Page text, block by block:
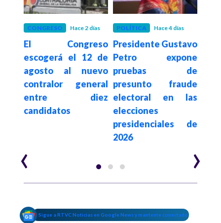
CONGRESO Hace 2 días
El Congreso
escogerá el 12 de
agosto al nuevo
contralor general
entre diez
candidatos
POLÍTICA Hace 4 días
Presidente Gustavo
Petro expone
pruebas de
presunto fraude
electoral en las
elecciones
presidenciales de
2026
‹ ›
Sigue a RTVC Noticias en Google News y mantente conectado